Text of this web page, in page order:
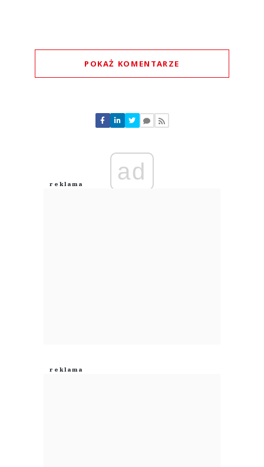
POKAŻ KOMENTARZE
Nie znaleziono komentarzy
Zostaw swoje komentarze
Anuluj
ad